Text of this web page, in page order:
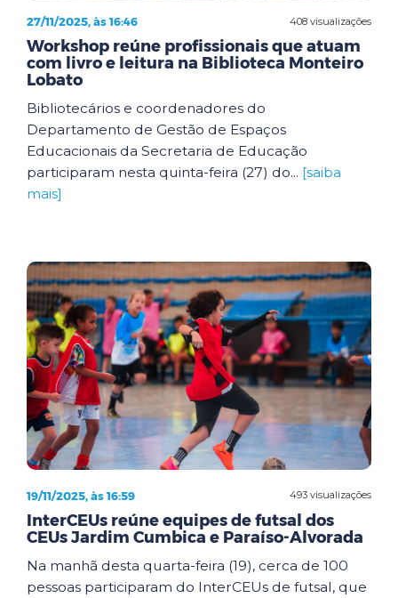
408 visualizações
27/11/2025, às 16:46
Workshop reúne profissionais que atuam
com livro e leitura na Biblioteca Monteiro
Lobato
Bibliotecários e coordenadores do
Departamento de Gestão de Espaços
Educacionais da Secretaria de Educação
participaram nesta quinta-feira (27) do... [saiba
mais]
493 visualizações
19/11/2025, às 16:59
InterCEUs reúne equipes de futsal dos
CEUs Jardim Cumbica e Paraíso-Alvorada
Na manhã desta quarta-feira (19), cerca de 100
pessoas participaram do InterCEUs de futsal, que